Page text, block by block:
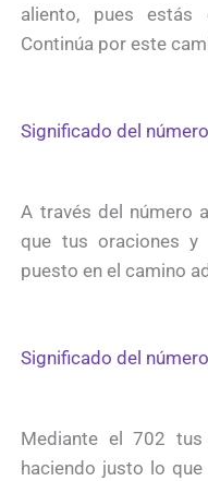
aliento, pues estás
Continúa por este
Significado del
A través del número
que tus oraciones y
puesto en el camino
Significado del
Mediante el 702 tus
haciendo justo lo